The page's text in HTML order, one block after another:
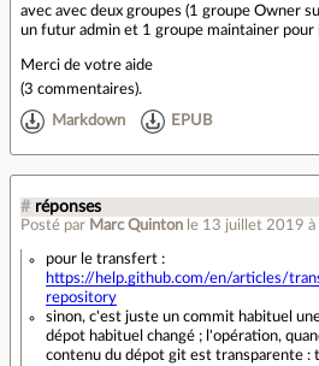
avec avec deux groupes (1 groupe Owner
un futur admin et 1 groupe maintainer pour
Merci de votre aide
(3 commentaires).
Markdown EPUB
# réponses
Posté par Marc Quinton le 13 juillet 2019
pour le transfert :
https://help.github.com/en/articles/
repository
sinon, c'est juste un commit habituel
dépot habituel changé ; l'opération,
contenu du dépot git est transparente :